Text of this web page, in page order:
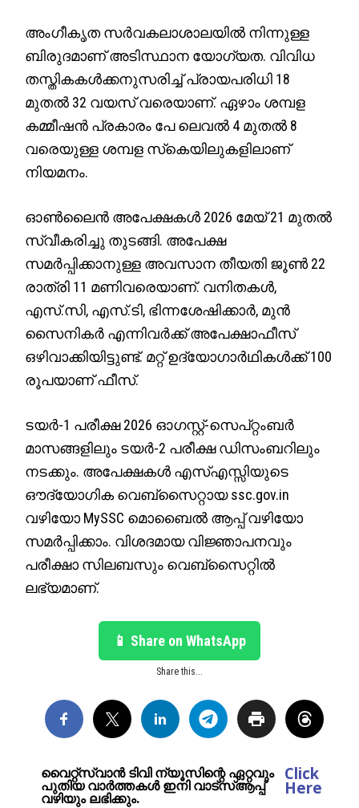
അംഗീകൃത സര്‍വകലാശാലയില്‍ നിന്നുള്ള
ബിരുദമാണ് അടിസ്ഥാന യോഗ്യത. വിവിധ
തസ്തികകള്‍ക്കനുസരിച്ച് പ്രായപരിധി 18
മുതല്‍ 32 വയസ് വരെയാണ്. ഏഴാം ശമ്പള
കമ്മീഷന്‍ പ്രകാരം പേ ലെവല്‍ 4 മുതല്‍ 8
വരെയുള്ള ശമ്പള സ്‌കെയിലുകളിലാണ്
നിയമനം.
ഓണ്‍ലൈന്‍ അപേക്ഷകള്‍ 2026 മേയ് 21 മുതല്‍
സ്വീകരിച്ചു തുടങ്ങി. അപേക്ഷ
സമര്‍പ്പിക്കാനുള്ള അവസാന തീയതി ജൂണ്‍ 22
രാത്രി 11 മണിവരെയാണ്. വനിതകള്‍,
എസ്.സി, എസ്.ടി, ഭിന്നശേഷിക്കാര്‍, മുന്‍
സൈനികര്‍ എന്നിവര്‍ക്ക് അപേക്ഷാഫീസ്
ഒഴിവാക്കിയിട്ടുണ്ട്. മറ്റ് ഉദ്യോഗാര്‍ഥികള്‍ക്ക് 100
രൂപയാണ് ഫീസ്.
ടയര്‍-1 പരീക്ഷ 2026 ഓഗസ്റ്റ്-സെപ്റ്റംബര്‍
മാസങ്ങളിലും ടയര്‍-2 പരീക്ഷ ഡിസംബറിലും
നടക്കും. അപേക്ഷകള്‍ എസ്എസ്സിയുടെ
ഔദ്യോഗിക വെബ്‌സൈറ്റായ ssc.gov.in
വഴിയോ MySSC മൊബൈല്‍ ആപ്പ് വഴിയോ
സമര്‍പ്പിക്കാം. വിശദമായ വിജ്ഞാപനവും
പരീക്ഷാ സിലബസും വെബ്‌സൈറ്റില്‍
ലഭ്യമാണ്.
📱 Share on WhatsApp
Share this...
വൈറ്റ്സ്വാൻ ടിവി ന്യൂസിന്റെ ഏറ്റവും
പുതിയ വാർത്തകൾ ഇനി വാട്സ്ആപ്പ്
വഴിയും ലഭിക്കും.
Click
Here